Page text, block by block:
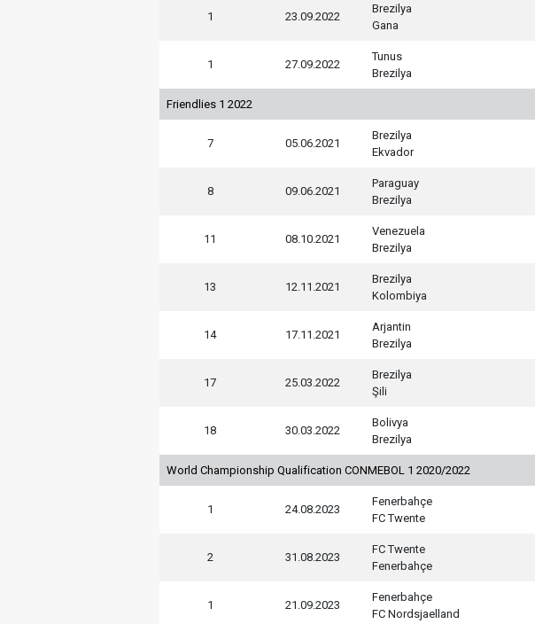
1 23.09.2022
Brezilya
Gana
1 27.09.2022
Tunus
Brezilya
Friendlies 1 2022
7 05.06.2021
Brezilya
Ekvador
8 09.06.2021
Paraguay
Brezilya
11 08.10.2021
Venezuela
Brezilya
13 12.11.2021
Brezilya
Kolombiya
14 17.11.2021
Arjantin
Brezilya
17 25.03.2022
Brezilya
Şili
18 30.03.2022
Bolivya
Brezilya
World Championship Qualification CONMEBOL 1 2020/2022
1 24.08.2023
Fenerbahçe
FC Twente
2 31.08.2023
FC Twente
Fenerbahçe
1 21.09.2023
Fenerbahçe
FC Nordsjaelland